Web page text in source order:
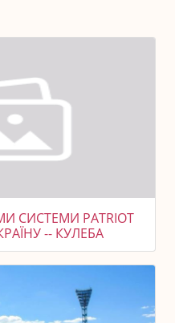
СИСТЕМИ PATRIOT
-- КУЛЕБА